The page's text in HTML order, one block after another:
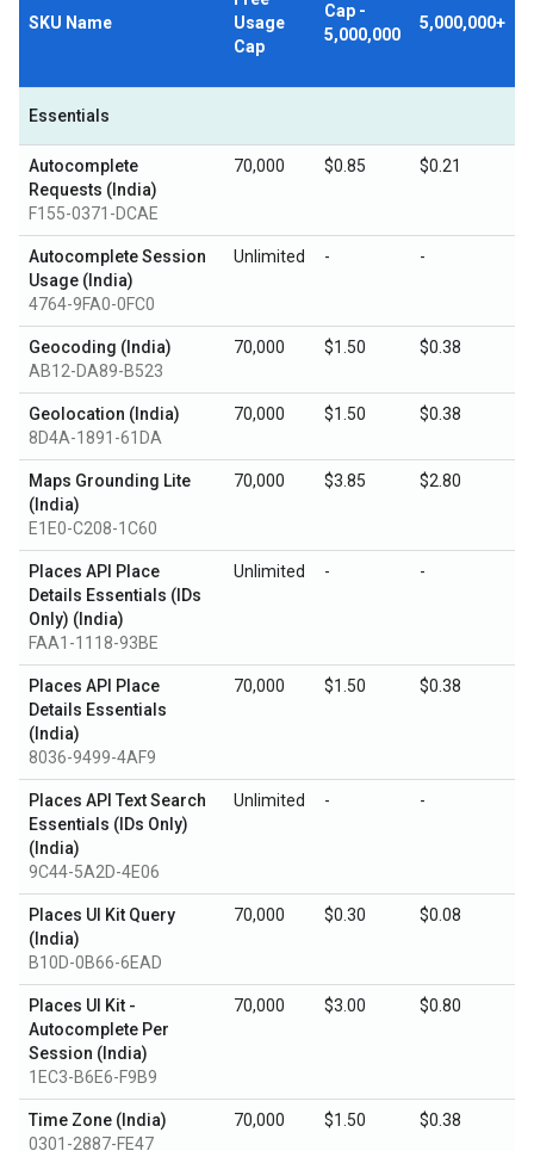
SKU Name
Usage
Cap
Cap -
5,000,000
5,000,000+
Essentials
Autocomplete
Requests (India)
F155-0371-DCAE
70,000 $0.85 $0.21
Autocomplete Session
Usage (India)
4764-9FA0-0FC0
Unlimited - -
Geocoding (India)
AB12-DA89-B523
70,000 $1.50 $0.38
Geolocation (India)
8D4A-1891-61DA
70,000 $1.50 $0.38
Maps Grounding Lite
(India)
E1E0-C208-1C60
70,000 $3.85 $2.80
Places API Place
Details Essentials (IDs
Only) (India)
FAA1-1118-93BE
Unlimited - -
Places API Place
Details Essentials
(India)
8036-9499-4AF9
70,000 $1.50 $0.38
Places API Text Search
Essentials (IDs Only)
(India)
9C44-5A2D-4E06
Unlimited - -
Places UI Kit Query
(India)
B10D-0B66-6EAD
70,000 $0.30 $0.08
Places UI Kit -
Autocomplete Per
Session (India)
1EC3-B6E6-F9B9
70,000 $3.00 $0.80
Time Zone (India)
0301-2887-FE47
70,000 $1.50 $0.38